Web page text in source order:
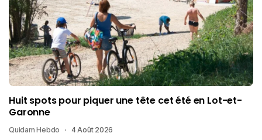
Huit spots pour piquer une tête cet été en Lot-et-
Garonne
Quidam Hebdo 4 Août 2026